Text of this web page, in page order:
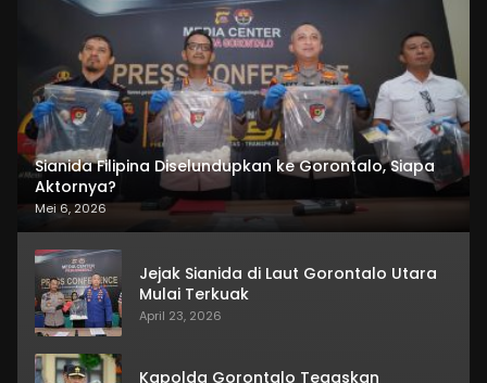
Sianida Filipina Diselundupkan ke Gorontalo, Siapa
Aktornya?
Mei 6, 2026
Jejak Sianida di Laut Gorontalo Utara
Mulai Terkuak
April 23, 2026
Kapolda Gorontalo Tegaskan